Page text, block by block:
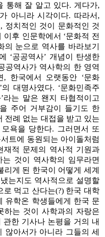
통해 잘 알고 있다. 게다가,
아니라 시각이다. 따라서,
정치적인 것이 문화적인 것
후 인문학에서 ‘문화적 전
의 눈으로 역사를 바라보기
‘공공역사’ 개념이 탄생한
공역사가 역사학의 한 영역
한국에서 오랫동안 ‘문화
대명사였다. ‘문화민족주
’라는 말은 왠지 타협적이고
주어 거부감이 들기도 한
전례 없는 대접을 받고 있는
욕을 당한다. 그러면서 또
트에 동원되는 아이돌처럼
재적 문제의 역사적 기원과
것이 역사학의 임무라면
리게 된 한국이 어떻게 세계
는지도 역사적으로 설명할
먹고 산다는(?) 한국 대학
유학온 학생들에게 한국 문
하는 것이 사학과의 자랑은
한 기사나 논평을 거의 내
않아서가 아니라 그들의 세